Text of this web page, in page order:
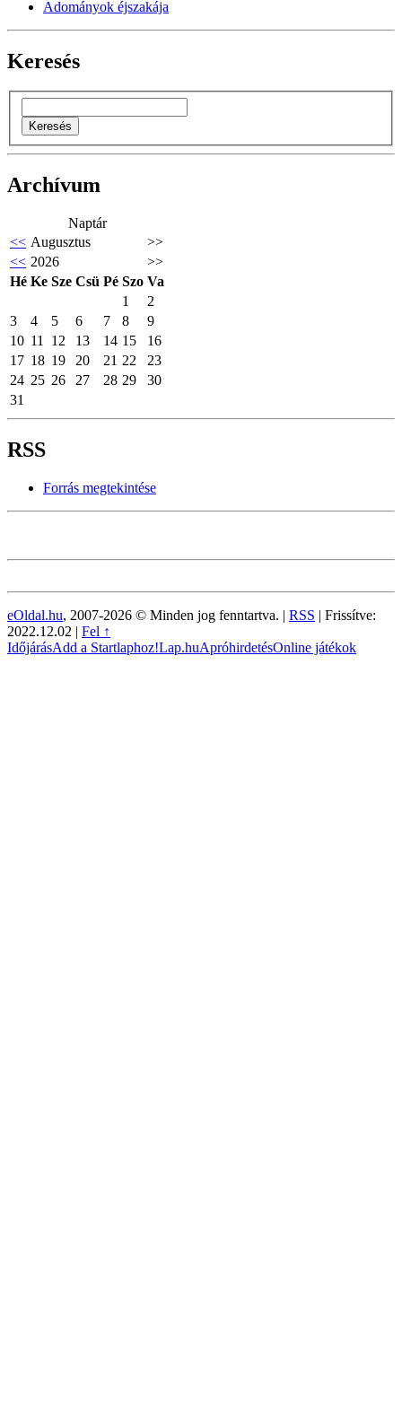
Adományok éjszakája
Keresés
Archívum
Naptár
<< Augusztus
>>
<< 2026
>>
Hé Ke Sze Csü Pé Szo Va
1
2
3
4 5 6 7 8
9
10 11 12 13 14 15
16
17 18 19 20 21 22
23
24 25 26 27 28 29
30
31
RSS
Forrás megtekintése
eOldal.hu, 2007-2026 © Minden jog fenntartva. | RSS | Frissítve:
2022.12.02 | Fel ↑
IdőjárásAdd a Startlaphoz!Lap.huApróhirdetésOnline játékok